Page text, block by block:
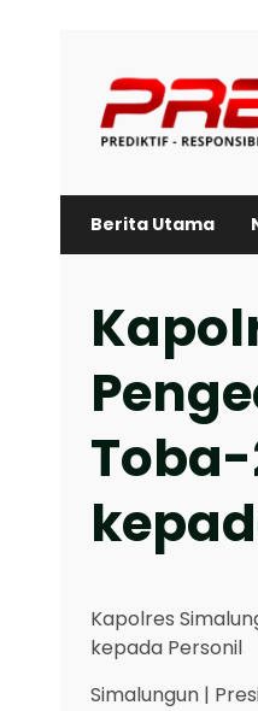
content
Berita Utama
Kapolres
kepada Personil
Simalungun |